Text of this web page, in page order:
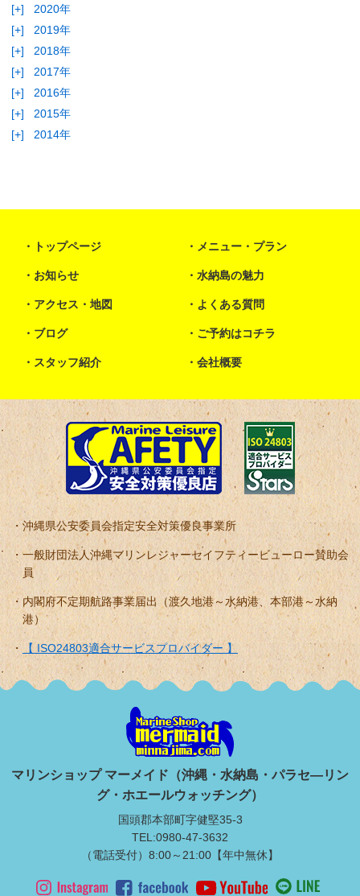
[+]
2020年
[+]
2019年
[+]
2018年
[+]
2017年
[+]
2016年
[+]
2015年
[+]
2014年
トップページ メニュー・プラン
お知らせ 水納島の魅力
アクセス・地図 よくある質問
ブログ ご予約はコチラ
スタッフ紹介 会社概要
沖縄県公安委員会指定安全対策優良事業所
一般財団法人沖縄マリンレジャーセイフティービューロー賛助会
員
内閣府不定期航路事業届出（渡久地港～水納港、本部港～水納
港）
【 ISO24803適合サービスプロバイダー 】
マリンショップ マーメイド（沖縄・水納島・パラセ―リン
グ・ホエールウォッチング）
国頭郡本部町字健堅35-3
TEL:0980-47-3632
（電話受付）8:00～21:00【年中無休】